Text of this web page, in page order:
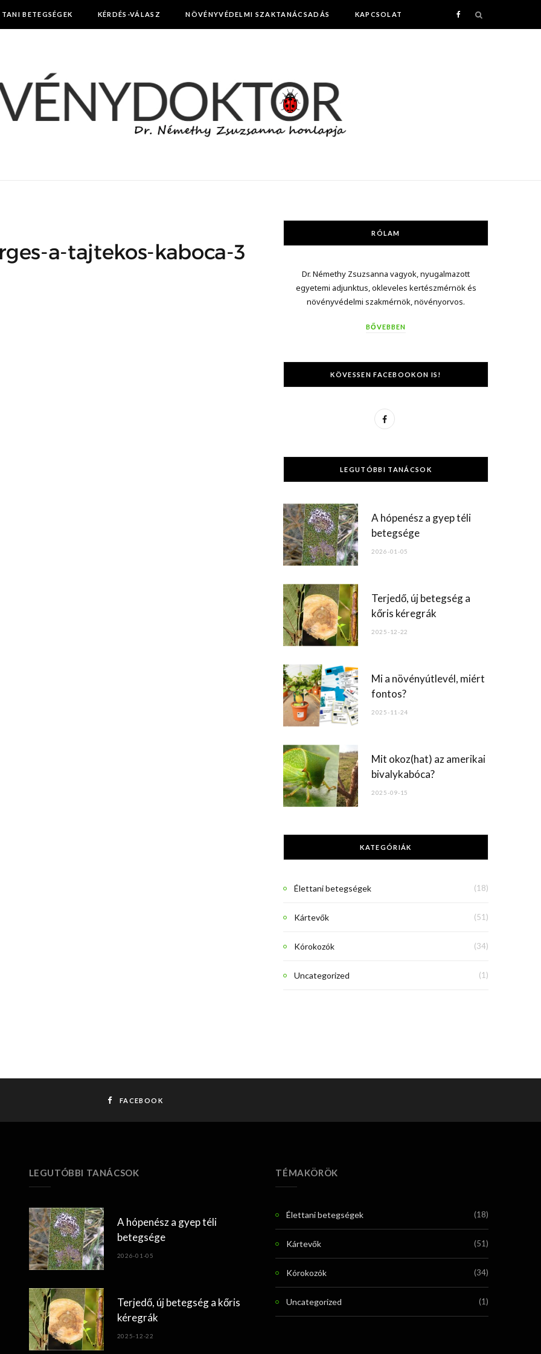
BETEGSÉGEK KÉRDÉS-VÁLASZ NÖVÉNYVÉDELMI SZAKTANÁCSADÁS KAPCSOLAT
a-tajtekos-kaboca-3
RÓLAM
Dr. Némethy Zsuzsanna vagyok, nyugalmazott
egyetemi adjunktus, okleveles kertészmérnök és
növényvédelmi szakmérnök, növényorvos.
BŐVEBBEN
KÖVESSEN FACEBOOKON IS!
F
c
e
o
LEGUTÓBBI TANÁCSOK
A hópenész a gyep téli
betegsége
2026-01-05
Terjedő, új betegség a
kőris kéregrák
2025-12-22
Mi a növényútlevél, miért
fontos?
2025-11-24
Mit okoz(hat) az amerikai
bivalykabóca?
2025-09-15
KATEGÓRIÁK
Élettani betegségek (18)
Kártevők (51)
Kórokozók (34)
Uncategorized (1)
FACEBOOK
LEGUTÓBBI TANÁCSOK
A hópenész a gyep téli
betegsége
2026-01-05
Terjedő, új betegség a kőris
kéregrák
2025-12-22
TÉMAKÖRÖK
Élettani betegségek (18)
Kártevők (51)
Kórokozók (34)
Uncategorized (1)